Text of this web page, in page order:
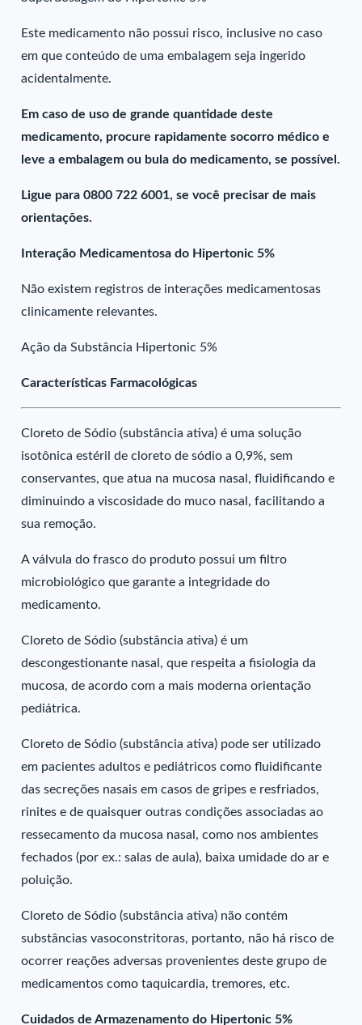
Este medicamento não possui risco, inclusive no caso
em que conteúdo de uma embalagem seja ingerido
acidentalmente.
Em caso de uso de grande quantidade deste
medicamento, procure rapidamente socorro médico e
leve a embalagem ou bula do medicamento, se possível.
Ligue para 0800 722 6001, se você precisar de mais
orientações.
Interação Medicamentosa do Hipertonic 5%
Não existem registros de interações medicamentosas
clinicamente relevantes.
Ação da Substância Hipertonic 5%
Características Farmacológicas
Cloreto de Sódio (substância ativa) é uma solução
isotônica estéril de cloreto de sódio a 0,9%, sem
conservantes, que atua na mucosa nasal, fluidificando e
diminuindo a viscosidade do muco nasal, facilitando a
sua remoção.
A válvula do frasco do produto possui um filtro
microbiológico que garante a integridade do
medicamento.
Cloreto de Sódio (substância ativa) é um
descongestionante nasal, que respeita a fisiologia da
mucosa, de acordo com a mais moderna orientação
pediátrica.
Cloreto de Sódio (substância ativa) pode ser utilizado
em pacientes adultos e pediátricos como fluidificante
das secreções nasais em casos de gripes e resfriados,
rinites e de quaisquer outras condições associadas ao
ressecamento da mucosa nasal, como nos ambientes
fechados (por ex.: salas de aula), baixa umidade do ar e
poluição.
Cloreto de Sódio (substância ativa) não contém
substâncias vasoconstritoras, portanto, não há risco de
ocorrer reações adversas provenientes deste grupo de
medicamentos como taquicardia, tremores, etc.
Cuidados de Armazenamento do Hipertonic 5%